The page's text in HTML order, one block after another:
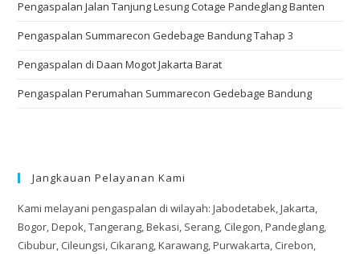
Pengaspalan Jalan Tanjung Lesung Cotage Pandeglang Banten
Pengaspalan Summarecon Gedebage Bandung Tahap 3
Pengaspalan di Daan Mogot Jakarta Barat
Pengaspalan Perumahan Summarecon Gedebage Bandung
Jangkauan Pelayanan Kami
Kami melayani pengaspalan di wilayah: Jabodetabek, Jakarta,
Bogor, Depok, Tangerang, Bekasi, Serang, Cilegon, Pandeglang,
Cibubur, Cileungsi, Cikarang, Karawang, Purwakarta, Cirebon,